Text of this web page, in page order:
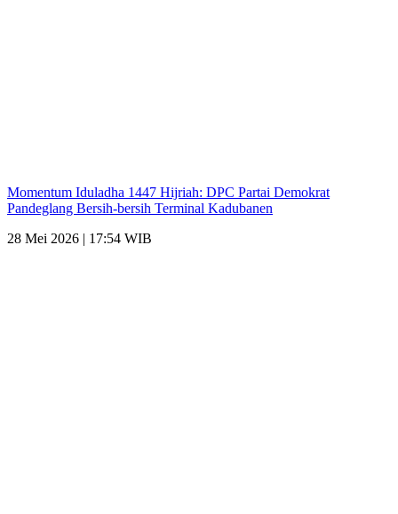
Momentum Iduladha 1447 Hijriah: DPC Partai Demokrat
Pandeglang Bersih-bersih Terminal Kadubanen
28 Mei 2026 | 17:54 WIB